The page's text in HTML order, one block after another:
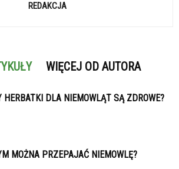
REDAKCJA
WIĘCEJ OD AUTORA
HERBATKI DLA NIEMOWLĄT SĄ ZDROWE?
MOŻNA PRZEPAJAĆ NIEMOWLĘ?